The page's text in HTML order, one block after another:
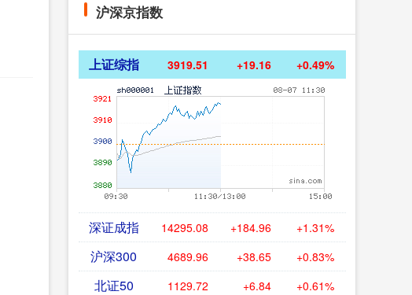
沪深京指数
上证综指 3919.51 +19.16 +0.49%
深证成指 14295.08 +184.96 +1.31%
沪深300 4689.96 +38.65 +0.83%
北证50 1129.72 +6.84 +0.61%